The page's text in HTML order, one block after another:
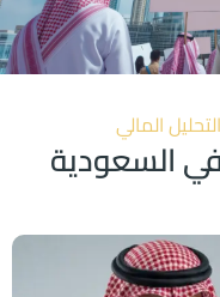
التحليل المالي
في السعودية